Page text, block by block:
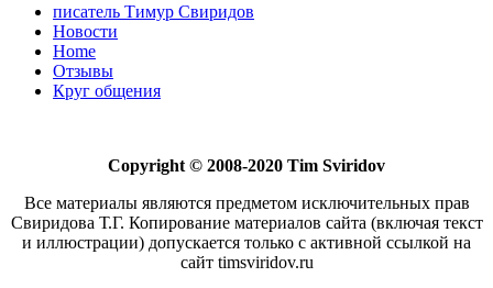
писатель Тимур Свиридов
Новости
Home
Отзывы
Круг общения
Copyright © 2008-2020 Tim Sviridov
Все материалы являются предметом исключительных прав
Свиридова Т.Г. Копирование материалов сайта (включая текст
и иллюстрации) допускается только с активной ссылкой на
сайт timsviridov.ru